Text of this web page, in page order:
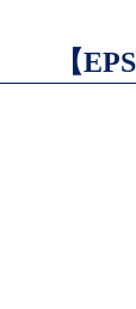
【